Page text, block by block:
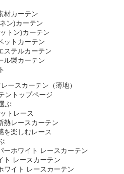
材カーテン
ン)カーテン
トン)カーテン
ットカーテン
ステルカーテン
ル製カーテン
レースカーテン（薄地）
ントップページ
ぶ
トレース
熱レースカーテン
を楽しむレース
ーホワイト レースカーテン
ト レースカーテン
ワイト レースカーテン